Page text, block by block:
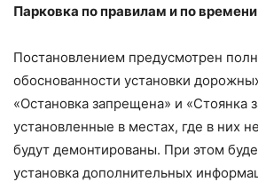
Парковка по правилам и по времени
Постановлением предусмотрен
обоснованности установки
«Остановка запрещена» и «Стоянка
установленные в местах, где в них
будут демонтированы. При этом
установка дополнительных